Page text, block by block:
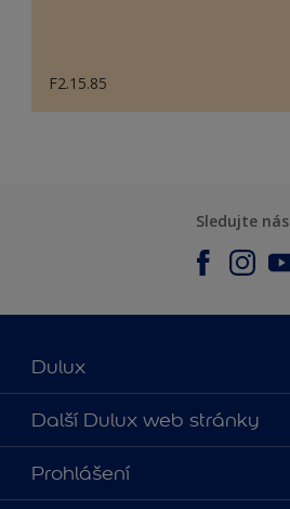
F2.15.85
Sledujte nás
Dulux
O nás
Kontaktujte nás
Najít obchod
Další Dulux web stránky
duluxmalir.cz
duluxmaliar.sk
Prohlášení